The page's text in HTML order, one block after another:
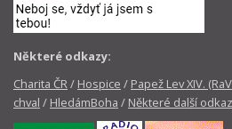
Některé odkazy:
Charita ČR/ Hospice / Papež Lev XIV.
chval / HledámBoha / Některé další